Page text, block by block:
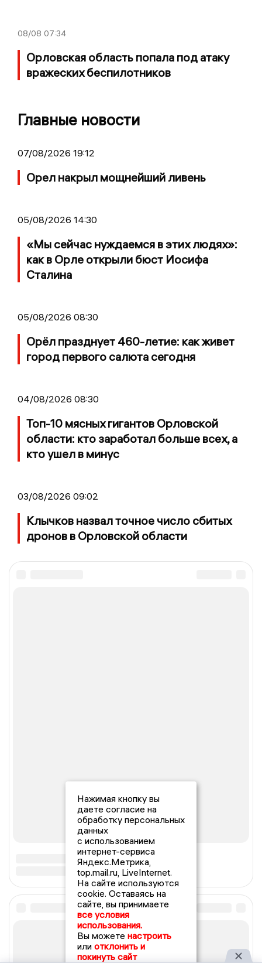
08/08 07:34
Орловская область попала под атаку
вражеских беспилотников
Главные новости
07/08/2026 19:12
Орел накрыл мощнейший ливень
05/08/2026 14:30
«Мы сейчас нуждаемся в этих людях»:
как в Орле открыли бюст Иосифа
Сталина
05/08/2026 08:30
Орёл празднует 460-летие: как живет
город первого салюта сегодня
04/08/2026 08:30
Топ-10 мясных гигантов Орловской
области: кто заработал больше всех, а
кто ушел в минус
03/08/2026 09:02
Клычков назвал точное число сбитых
дронов в Орловской области
Нажимая кнопку вы
даете согласие на
обработку персональных
данных
с использованием
интернет-сервиса
Яндекс.Метрика,
top.mail.ru, LiveInternet.
На сайте используются
cookie. Оставаясь на
сайте, вы принимаете
все условия
использования.
Вы можете настроить
или отклонить и
покинуть сайт